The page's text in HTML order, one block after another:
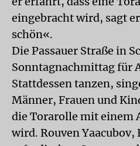
eingebracht wird, sagt
schön«.
Die Passauer Straße in
Sonntagnachmittag für
Stattdessen tanzen,
Männer, Frauen und
die Torarolle mit einem
wird. Rouven Yaacubov,